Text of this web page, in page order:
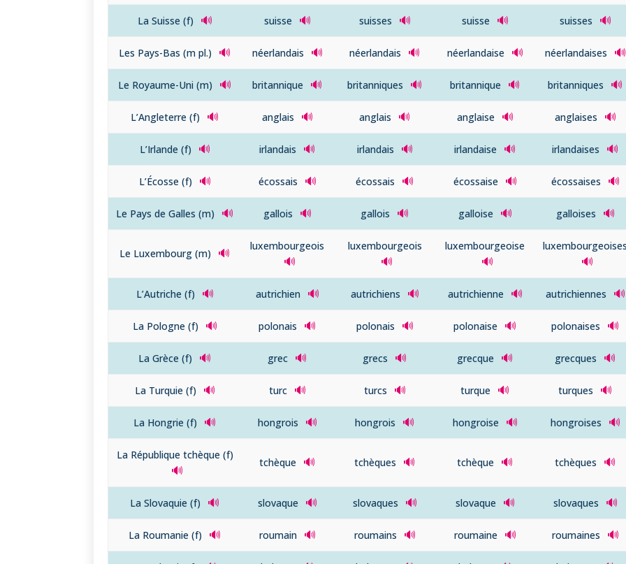
La Suisse (f) 🔊 suisse 🔊 suisses 🔊 suisse 🔊 suisses 🔊
Les Pays-Bas (m pl.) 🔊 néerlandais 🔊 néerlandais 🔊 néerlandaise 🔊 néerlandaises 🔊
Le Royaume-Uni (m) 🔊 britannique 🔊 britanniques 🔊 britannique 🔊 britanniques 🔊
L’Angleterre (f) 🔊 anglais 🔊 anglais 🔊 anglaise 🔊 anglaises 🔊
L’Irlande (f) 🔊 irlandais 🔊 irlandais 🔊 irlandaise 🔊 irlandaises 🔊
L’Écosse (f) 🔊 écossais 🔊 écossais 🔊 écossaise 🔊 écossaises 🔊
Le Pays de Galles (m) 🔊 gallois 🔊 gallois 🔊 galloise 🔊 galloises 🔊
Le Luxembourg (m) 🔊 luxembourgeois
🔊
luxembourgeois
🔊
luxembourgeoise
🔊 🔊
L’Autriche (f) 🔊 autrichien 🔊 autrichiens 🔊 autrichienne 🔊 autrichiennes 🔊
La Pologne (f) 🔊 polonais 🔊 polonais 🔊 polonaise 🔊 polonaises 🔊
La Grèce (f) 🔊 grec 🔊 grecs 🔊 grecque 🔊 grecques 🔊
La Turquie (f) 🔊 turc 🔊 turcs 🔊 turque 🔊 turques 🔊
La Hongrie (f) 🔊 hongrois 🔊 hongrois 🔊 hongroise 🔊 hongroises 🔊
La République tchèque (f)
🔊
tchèque 🔊 tchèques 🔊 tchèque 🔊 tchèques 🔊
La Slovaquie (f) 🔊 slovaque 🔊 slovaques 🔊 slovaque 🔊 slovaques 🔊
La Roumanie (f) 🔊 roumain 🔊 roumains 🔊 roumaine 🔊 roumaines 🔊